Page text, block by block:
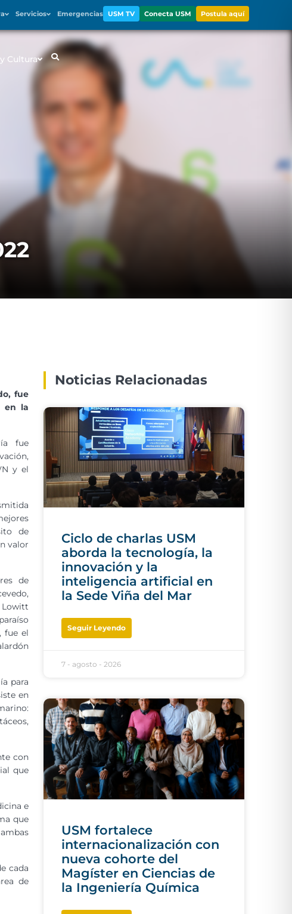
Servicios Emergencias USM TV Conecta USM Postula aquí
Cultura
fue
en la
fue
y el
de
valor
de
fue el
para
en
con
que
e
que
cada
de
Noticias Relacionadas
Ciclo de charlas USM
aborda la tecnología, la
innovación y la
inteligencia artificial en
la Sede Viña del Mar
Seguir Leyendo
7 - agosto - 2026
USM fortalece
internacionalización con
nueva cohorte del
Magíster en Ciencias de
la Ingeniería Química